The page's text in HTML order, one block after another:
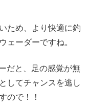
ため、より快適に釣
ェーダーですね。
だと、足の感覚が無
してチャンスを逃し
ので！！